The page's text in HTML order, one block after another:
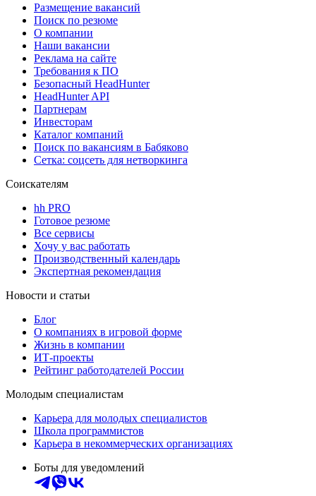
Размещение вакансий
Поиск по резюме
О компании
Наши вакансии
Реклама на сайте
Требования к ПО
Безопасный HeadHunter
HeadHunter API
Партнерам
Инвесторам
Каталог компаний
Поиск по вакансиям в Бабяково
Сетка: соцсеть для нетворкинга
Соискателям
hh PRO
Готовое резюме
Все сервисы
Хочу у вас работать
Производственный календарь
Экспертная рекомендация
Новости и статьи
Блог
О компаниях в игровой форме
Жизнь в компании
ИТ-проекты
Рейтинг работодателей России
Молодым специалистам
Карьера для молодых специалистов
Школа программистов
Карьера в некоммерческих организациях
Боты для уведомлений